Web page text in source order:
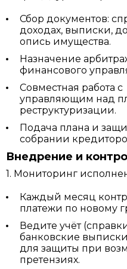
Сбор документов:
доходах, выписки,
опись имущества.
Назначение
финансового
Совместная работа с
управляющим над
реструктуризации.
Подача плана и
собрании
Внедрение и
1. Мониторинг
Каждый месяц
платежи по новому
Ведите учёт
банковские
для защиты при
претензиях.